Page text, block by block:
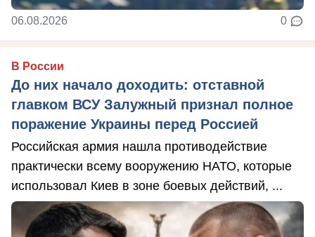
06.08.2026 0
В России
До них начало доходить: отставной
главком ВСУ Залужный признал полное
поражение Украины перед Россией
Российская армия нашла противодействие
практически всему вооружению НАТО, которые
использовал Киев в зоне боевых действий, ...